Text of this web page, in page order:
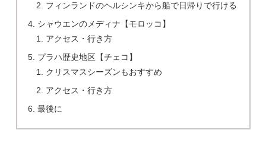
フィンランドのヘルシンキから船で日帰りで行ける
シャウエンのメディナ【モロッコ】
アクセス・行き方
プラハ歴史地区【チェコ】
クリスマスシーズンもおすすめ
アクセス・行き方
最後に